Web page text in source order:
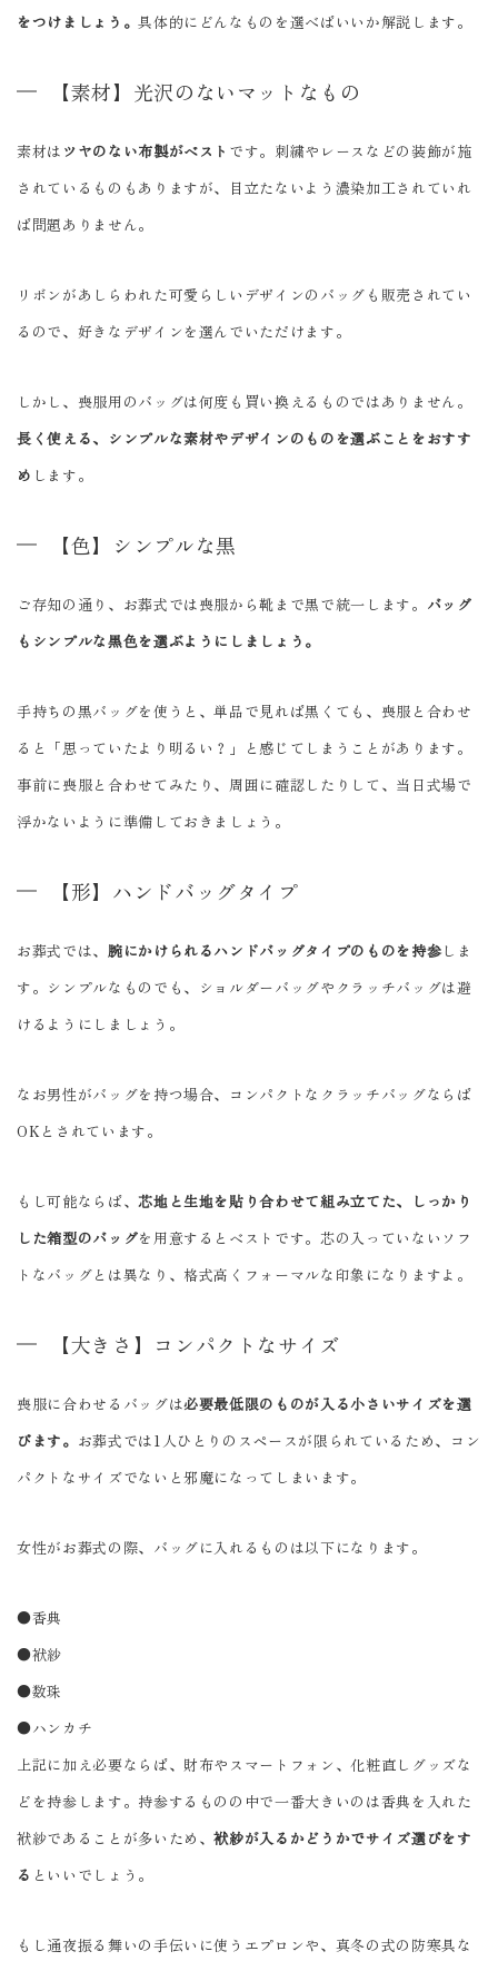
をつけましょう。具体的にどんなものを選べばいいか解説します。
【素材】光沢のないマットなもの
素材は ツヤのない布製がベスト です。刺繍やレースなどの装飾が施
されているものもありますが、目立たないよう濃染加工されていれ
ば問題ありません。
リボンがあしらわれた可愛らしいデザインのバッグも販売されてい
るので、好きなデザインを選んでいただけます。
しかし、喪服用のバッグは何度も買い換えるものではありません。
長く使える、シンプルな素材やデザインのものを選ぶことをおすす
め します。
【色】シンプルな黒
ご存知の通り、お葬式では喪服から靴まで黒で統一します。 バッグ
もシンプルな黒色を選ぶようにしましょう。
手持ちの黒バッグを使うと、単品で見れば黒くても、喪服と合わせ
ると「思っていたより明るい？」と感じてしまうことがあります。
事前に喪服と合わせてみたり、周囲に確認したりして、当日式場で
浮かないように準備しておきましょう。
【形】ハンドバッグタイプ
お葬式では、 腕にかけられるハンドバッグタイプのものを持参しま
す。シンプルなものでも、ショルダーバッグやクラッチバッグは避
けるようにしましょう。
なお男性がバッグを持つ場合、コンパクトなクラッチバッグならば
OKとされています。
もし可能ならば、芯地と生地を貼り合わせて組み立てた、しっかり
した箱型のバッグを用意するとベストです。芯の入っていないソフ
トなバッグとは異なり、格式高くフォーマルな印象になりますよ。
【大きさ】コンパクトなサイズ
喪服に合わせるバッグは必要最低限のものが入る小さいサイズを選
びます。 お葬式では1人ひとりのスペースが限られているため、コン
パクトなサイズでないと邪魔になってしまいます。
女性がお葬式の際、バッグに入れるものは以下になります。
●香典
●袱紗
●数珠
●ハンカチ
上記に加え必要ならば、財布やスマートフォン、化粧直しグッズな
どを持参します。持参するものの中で一番大きいのは香典を入れた
袱紗であることが多いため、袱紗が入るかどうかでサイズ選びをす
る といいでしょう。
もし通夜振る舞いの手伝いに使うエプロンや、真冬の式の防寒具な